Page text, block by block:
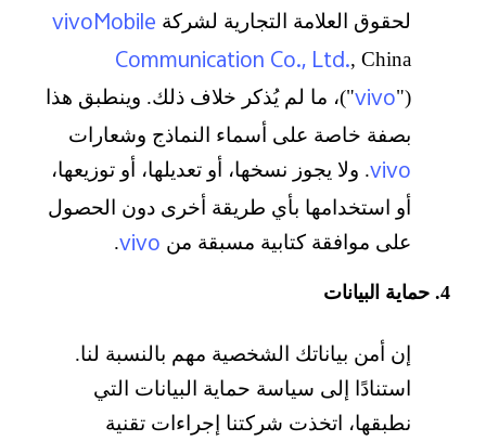
لحقوق العلامة التجارية لشركة vivoMobile
Communication Co., Ltd., China
("vivo
")، ما لم يُذكر خلاف ذلك. وينطبق هذا
بصفة خاصة على أسماء النماذج وشعارات
vivo. ولا يجوز نسخها، أو تعديلها، أو توزيعها،
أو استخدامها بأي طريقة أخرى دون الحصول
على موافقة كتابية مسبقة من vivo
.
4. حماية البيانات
إن أمن بياناتك الشخصية مهم بالنسبة لنا.
استنادًا إلى سياسة حماية البيانات التي
نطبقها، اتخذت شركتنا إجراءات تقنية